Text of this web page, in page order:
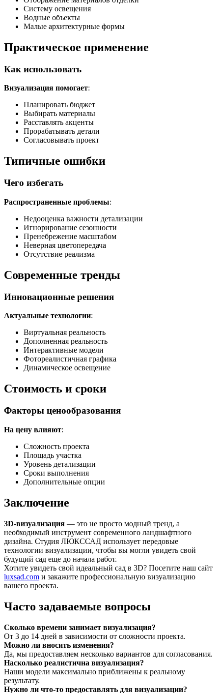
Систему освещения
Водные объекты
Малые архитектурные формы
Практическое применение
Как использовать
Визуализация помогает:
Планировать бюджет
Выбирать материалы
Расставлять акценты
Прорабатывать детали
Согласовывать проект
Типичные ошибки
Чего избегать
Распространенные проблемы:
Недооценка важности детализации
Игнорирование сезонности
Пренебрежение масштабом
Неверная цветопередача
Отсутствие реализма
Современные тренды
Инновационные решения
Актуальные технологии:
Виртуальная реальность
Дополненная реальность
Интерактивные модели
Фотореалистичная графика
Динамическое освещение
Стоимость и сроки
Факторы ценообразования
На цену влияют:
Сложность проекта
Площадь участка
Уровень детализации
Сроки выполнения
Дополнительные опции
Заключение
3D-визуализация — это не просто модный тренд, а
необходимый инструмент современного ландшафтного
дизайна. Студия ЛЮКССАД использует передовые
технологии визуализации, чтобы вы могли увидеть свой
будущий сад еще до начала работ.
Хотите увидеть свой идеальный сад в 3D? Посетите наш сайт
luxsad.com и закажите профессиональную визуализацию
вашего проекта.
Часто задаваемые вопросы
Сколько времени занимает визуализация?
От 3 до 14 дней в зависимости от сложности проекта.
Можно ли вносить изменения?
Да, мы предоставляем несколько вариантов для согласования.
Насколько реалистична визуализация?
Наши модели максимально приближены к реальному
результату.
Нужно ли что-то предоставлять для визуализации?